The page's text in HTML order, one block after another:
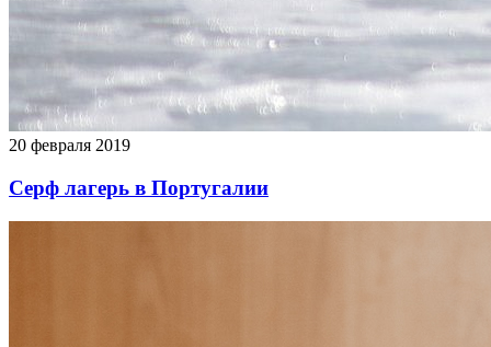
20 февраля 2019
Серф лагерь в Португалии